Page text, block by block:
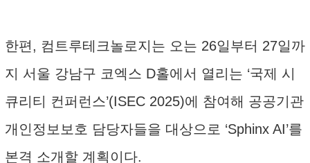
한편, 컴트루테크놀로지는 오는 26일부터 27일까
지 서울 강남구 코엑스 D홀에서 열리는 ‘국제 시
큐리티 컨퍼런스’(ISEC 2025)에 참여해 공공기관
개인정보보호 담당자들을 대상으로 ‘Sphinx AI’를
본격 소개할 계획이다.